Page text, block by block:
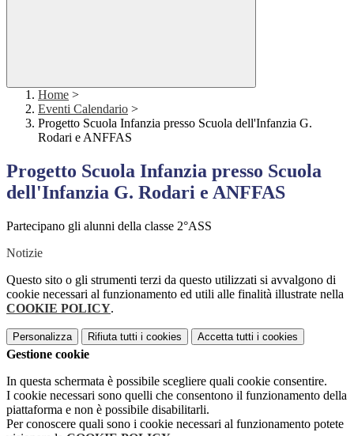
Home >
Eventi Calendario >
Progetto Scuola Infanzia presso Scuola dell'Infanzia G.
Rodari e ANFFAS
Progetto Scuola Infanzia presso Scuola
dell'Infanzia G. Rodari e ANFFAS
Partecipano gli alunni della classe 2°ASS
Notizie
Questo sito o gli strumenti terzi da questo utilizzati si avvalgono di
cookie necessari al funzionamento ed utili alle finalità illustrate nella
COOKIE POLICY.
Personalizza Rifiuta tutti i cookies Accetta tutti i cookies
Gestione cookie
In questa schermata è possibile scegliere quali cookie consentire.
I cookie necessari sono quelli che consentono il funzionamento della
piattaforma e non è possibile disabilitarli.
Per conoscere quali sono i cookie necessari al funzionamento potete